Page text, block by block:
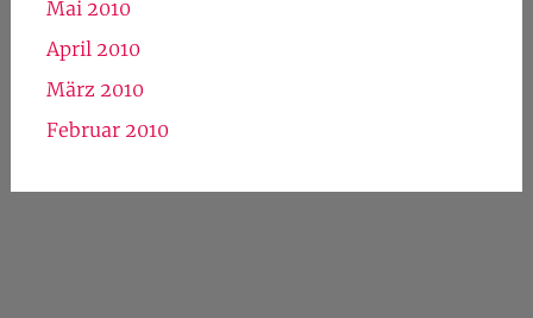
Februar 2011
Januar 2011
Dezember 2010
November 2010